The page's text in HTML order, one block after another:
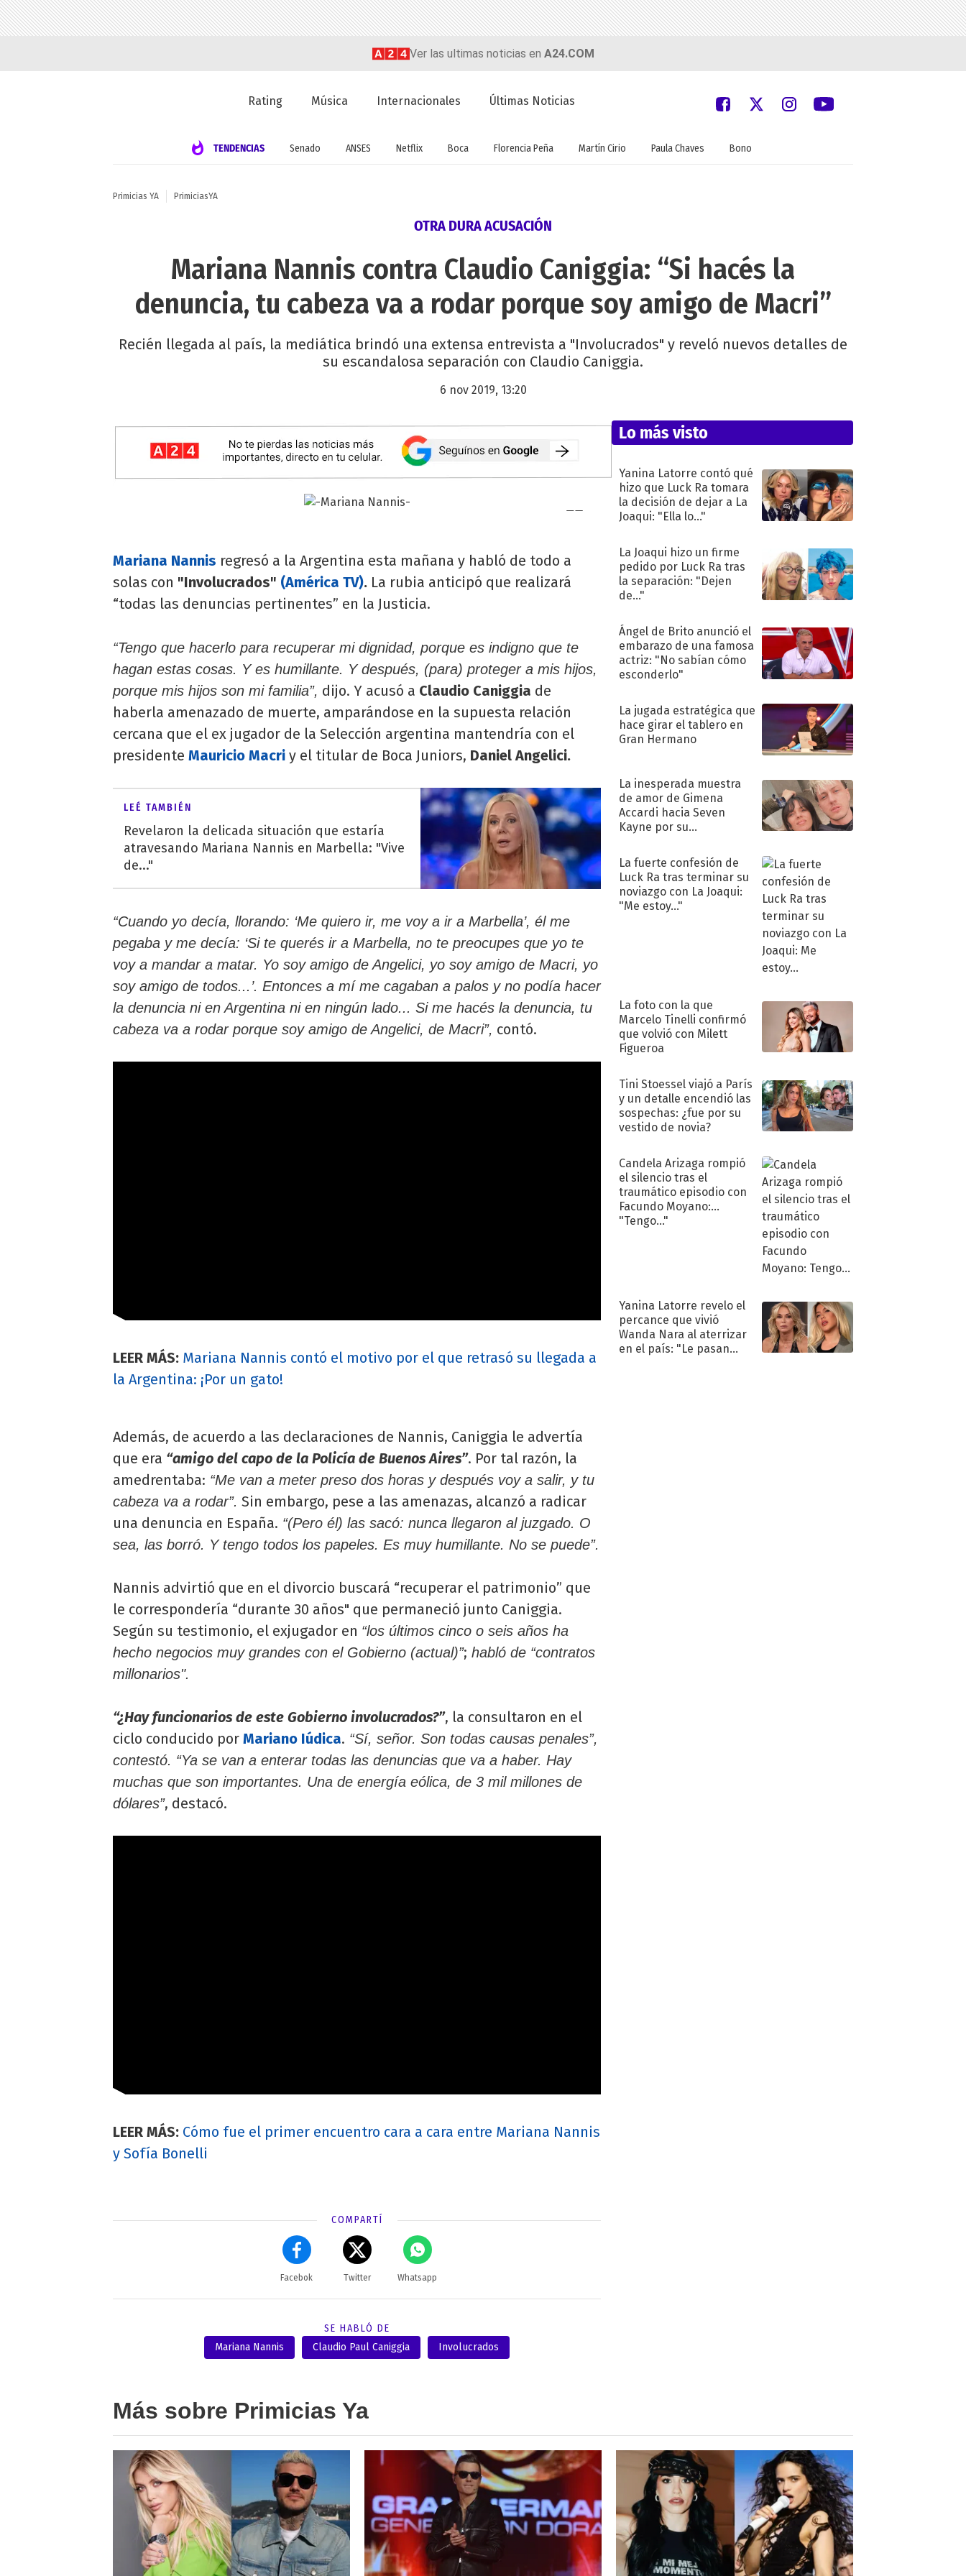
Ver las ultimas noticias en A24.COM
Rating Música Internacionales Últimas Noticias
TENDENCIAS Senado ANSES Netflix Boca Florencia Peña Martín Cirio Paula Chaves Bono
Primicias YA PrimiciasYA
OTRA DURA ACUSACIÓN
Mariana Nannis contra Claudio Caniggia: “Si hacés la
denuncia, tu cabeza va a rodar porque soy amigo de Macri”
Recién llegada al país, la mediática brindó una extensa entrevista a "Involucrados" y reveló nuevos detalles de
su escandalosa separación con Claudio Caniggia.
6 nov 2019, 13:20
Mariana Nannis regresó a la Argentina esta mañana y habló de todo a
solas con "Involucrados" (América TV). La rubia anticipó que realizará
“todas las denuncias pertinentes” en la Justicia.
“Tengo que hacerlo para recuperar mi dignidad, porque es indigno que te
hagan estas cosas. Y es humillante. Y después, (para) proteger a mis hijos,
porque mis hijos son mi familia”, dijo. Y acusó a Claudio Caniggia de
haberla amenazado de muerte, amparándose en la supuesta relación
cercana que el ex jugador de la Selección argentina mantendría con el
presidente Mauricio Macri y el titular de Boca Juniors, Daniel Angelici.
LEÉ TAMBIÉN
Revelaron la delicada situación que estaría
atravesando Mariana Nannis en Marbella: "Vive
de..."
“Cuando yo decía, llorando: ‘Me quiero ir, me voy a ir a Marbella’, él me
pegaba y me decía: ‘Si te querés ir a Marbella, no te preocupes que yo te
voy a mandar a matar. Yo soy amigo de Angelici, yo soy amigo de Macri, yo
soy amigo de todos...’. Entonces a mí me cagaban a palos y no podía hacer
la denuncia ni en Argentina ni en ningún lado... Si me hacés la denuncia, tu
cabeza va a rodar porque soy amigo de Angelici, de Macri”, contó.
LEER MÁS: Mariana Nannis contó el motivo por el que retrasó su llegada a
la Argentina: ¡Por un gato!
Además, de acuerdo a las declaraciones de Nannis, Caniggia le advertía
que era “amigo del capo de la Policía de Buenos Aires”. Por tal razón, la
amedrentaba: “Me van a meter preso dos horas y después voy a salir, y tu
cabeza va a rodar”. Sin embargo, pese a las amenazas, alcanzó a radicar
una denuncia en España. “(Pero él) las sacó: nunca llegaron al juzgado. O
sea, las borró. Y tengo todos los papeles. Es muy humillante. No se puede”.
Nannis advirtió que en el divorcio buscará “recuperar el patrimonio” que
le correspondería “durante 30 años" que permaneció junto Caniggia.
Según su testimonio, el exjugador en “los últimos cinco o seis años ha
hecho negocios muy grandes con el Gobierno (actual)”; habló de “contratos
millonarios".
“¿Hay funcionarios de este Gobierno involucrados?”, la consultaron en el
ciclo conducido por Mariano Iúdica. “Sí, señor. Son todas causas penales”,
contestó. “Ya se van a enterar todas las denuncias que va a haber. Hay
muchas que son importantes. Una de energía eólica, de 3 mil millones de
dólares”, destacó.
LEER MÁS: Cómo fue el primer encuentro cara a cara entre Mariana Nannis
y Sofía Bonelli
COMPARTÍ
Facebok Twitter Whatsapp
SE HABLÓ DE
Mariana Nannis
Claudio Paul Caniggia Involucrados
Lo más visto
Yanina Latorre contó qué
hizo que Luck Ra tomara
la decisión de dejar a La
Joaqui: "Ella lo..."
La Joaqui hizo un firme
pedido por Luck Ra tras
la separación: "Dejen
de..."
Ángel de Brito anunció el
embarazo de una famosa
actriz: "No sabían cómo
esconderlo"
La jugada estratégica que
hace girar el tablero en
Gran Hermano
La inesperada muestra
de amor de Gimena
Accardi hacia Seven
Kayne por su
La fuerte confesión de
Luck Ra tras terminar su
noviazgo con La Joaqui:
"Me estoy..."
La foto con la que
Marcelo Tinelli confirmó
que volvió con Milett
Figueroa
Tini Stoessel viajó a París
y un detalle encendió las
sospechas: ¿fue por su
vestido de novia?
Candela Arizaga rompió
el silencio tras el
traumático episodio con
Facundo Moyano:
"Tengo..."
Yanina Latorre revelo el
percance que vivió
Wanda Nara al aterrizar
en el país: "Le pasan
Más sobre Primicias Ya